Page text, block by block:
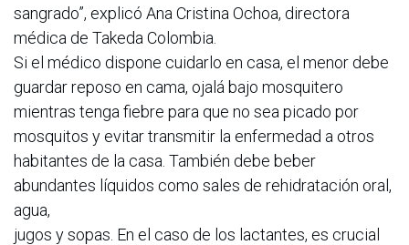
sangrado”, explicó Ana Cristina Ochoa, directora
médica de Takeda Colombia.
Si el médico dispone cuidarlo en casa, el menor debe
guardar reposo en cama, ojalá bajo mosquitero
mientras tenga fiebre para que no sea picado por
mosquitos y evitar transmitir la enfermedad a otros
habitantes de la casa. También debe beber
abundantes líquidos como sales de rehidratación oral,
agua,
jugos y sopas. En el caso de los lactantes, es crucial